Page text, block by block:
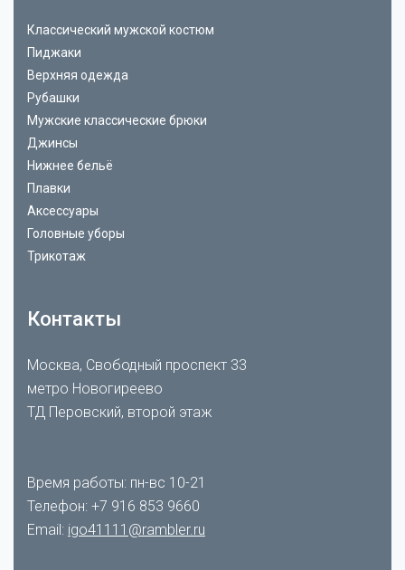
Классический мужской костюм
Пиджаки
Верхняя одежда
Рубашки
Мужские классические брюки
Джинсы
Нижнее бельё
Плавки
Аксессуары
Головные уборы
Трикотаж
Контакты
Москва, Свободный проспект 33
метро Новогиреево
ТД Перовский, второй этаж
Время работы: пн-вс 10-21
Телефон: +7 916 853 9660
Email: igo41111@rambler.ru